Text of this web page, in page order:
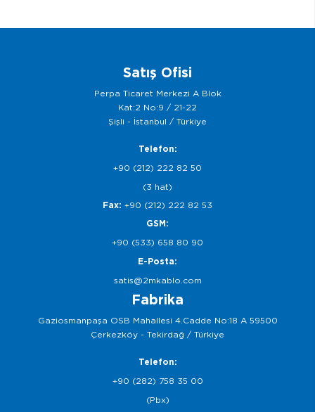
Satış Ofisi
Perpa Ticaret Merkezi A Blok
Kat:2 No:9 / 21-22
Şişli - İstanbul / Türkiye
Telefon:
+90 (212) 222 82 50
(3 hat)
Fax: +90 (212) 222 82 53
GSM:
+90 (533) 658 80 90
E-Posta:
satis@2mkablo.com
Fabrika
Gaziosmanpaşa OSB Mahallesi 4.Cadde No:18 A 59500
Çerkezköy - Tekirdağ / Türkiye
Telefon:
+90 (282) 758 35 00
(Pbx)